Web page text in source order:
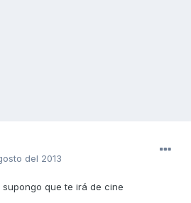
del 2013
que te irá de cine